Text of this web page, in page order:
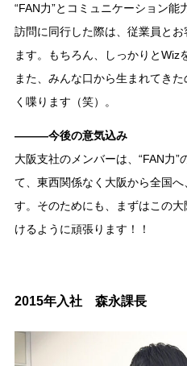
“FAN力”とコミュニケーション能
訪問に同行した際は、従業員と
ます。もちろん、しっかりとWiz
また、みんな口から生まれてき
く喋ります（笑）。
―――今後の意気込み
大阪支社のメンバーは、“FAN力
て、東西関係なく大阪から全国
す。そのためにも、まずはこの
けるように頑張ります！！
2015年入社 森永課長